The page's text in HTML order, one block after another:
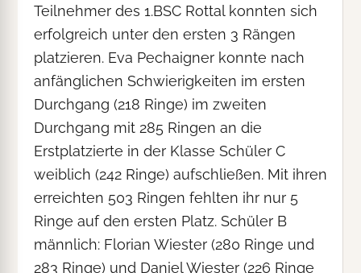
Teilnehmer des 1.BSC Rottal konnten sich
erfolgreich unter den ersten 3 Rängen
platzieren. Eva Pechaigner konnte nach
anfänglichen Schwierigkeiten im ersten
Durchgang (218 Ringe) im zweiten
Durchgang mit 285 Ringen an die
Erstplatzierte in der Klasse Schüler C
weiblich (242 Ringe) aufschließen. Mit ihren
erreichten 503 Ringen fehlten ihr nur 5
Ringe auf den ersten Platz. Schüler B
männlich: Florian Wiester (280 Ringe und
283 Ringe) und Daniel Wiester (226 Ringe